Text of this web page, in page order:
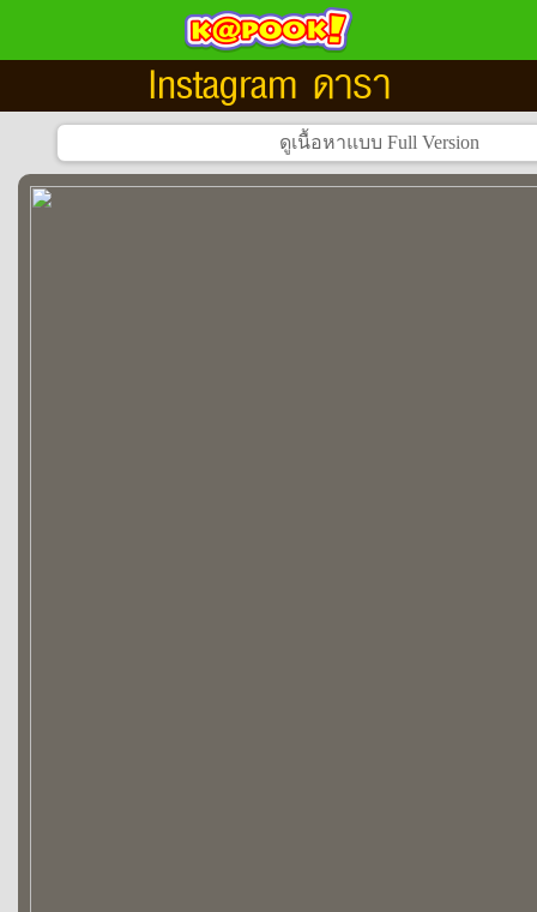
Instagram ดารา